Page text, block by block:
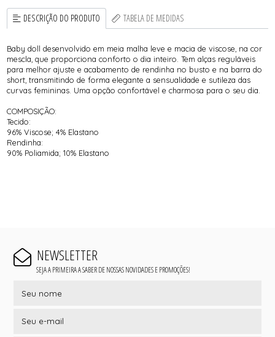
DESCRIÇÃO DO PRODUTO TABELA DE MEDIDAS
Baby doll desenvolvido em meia malha leve e macia de viscose, na cor
mescla, que proporciona conforto o dia inteiro. Tem alças reguláveis
para melhor ajuste e acabamento de rendinha no busto e na barra do
short, transmitindo de forma elegante a sensualidade e sutileza das
curvas femininas. Uma opção confortável e charmosa para o seu dia.
COMPOSIÇÃO:
Tecido:
96% Viscose; 4% Elastano
Rendinha:
90% Poliamida; 10% Elastano
NEWSLETTER
SEJA A PRIMEIRA A SABER DE NOSSAS NOVIDADES E PROMOÇÕES!